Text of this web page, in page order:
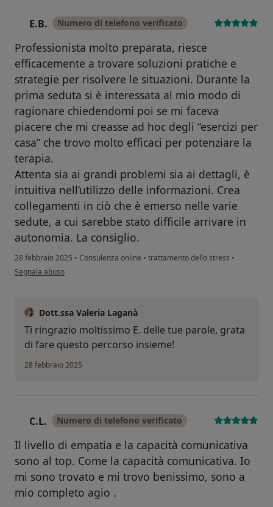
E.B. Numero di telefono verificato
Professionista molto preparata, riesce
efficacemente a trovare soluzioni pratiche e
strategie per risolvere le situazioni. Durante la
prima seduta si è interessata al mio modo di
ragionare chiedendomi poi se mi faceva
piacere che mi creasse ad hoc degli “esercizi per
casa” che trovo molto efficaci per potenziare la
terapia.
Attenta sia ai grandi problemi sia ai dettagli, è
intuitiva nell’utilizzo delle informazioni. Crea
collegamenti in ciò che è emerso nelle varie
sedute, a cui sarebbe stato difficile arrivare in
autonomia. La consiglio.
28 febbraio 2025 • Consulenza online • trattamento dello stress •
secondo l'opinione dell'utente E.B.
Segnala abuso
Dott.ssa Valeria Laganà
Ti ringrazio moltissimo E. delle tue parole, grata
di fare questo percorso insieme!
28 febbraio 2025
C.L. Numero di telefono verificato
Il livello di empatia e la capacità comunicativa
sono al top. Come la capacità comunicativa. Io
mi sono trovato e mi trovo benissimo, sono a
mio completo agio .